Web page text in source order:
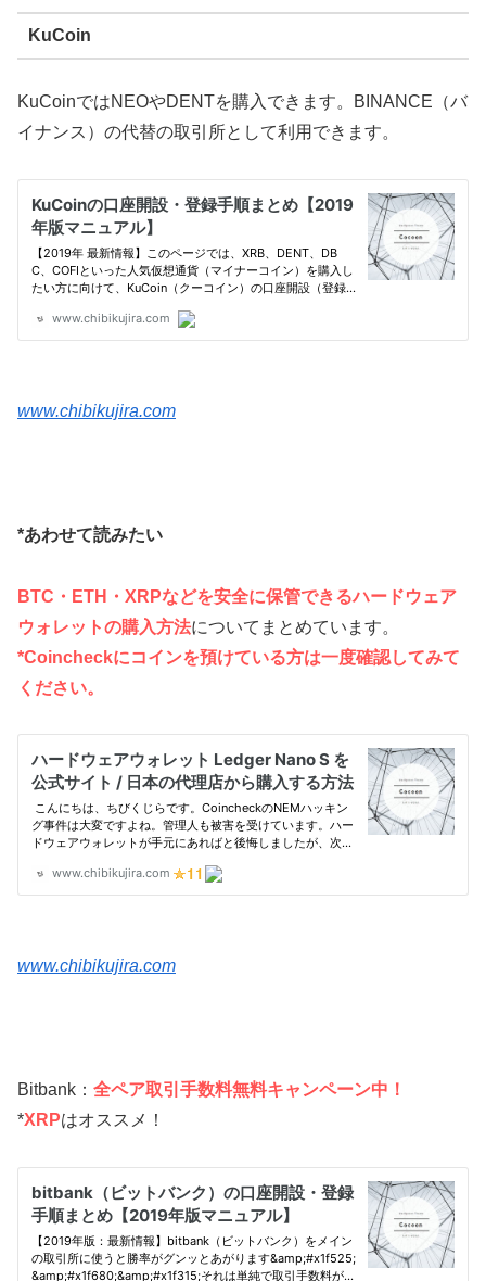
KuCoin
KuCoinではNEOやDENTを購入できます。BINANCE（バ
イナンス）の代替の取引所として利用できます。
www.chibikujira.com
*あわせて読みたい
BTC・ETH・XRPなどを安全に保管できるハードウェア
ウォレットの購入方法についてまとめています。
*Coincheckにコインを預けている方は一度確認してみて
ください。
www.chibikujira.com
Bitbank： 全ペア取引手数料無料キャンペーン中！
*XRPはオススメ！